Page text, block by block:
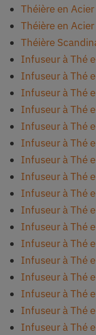
Théière en
Théière en
Théière
Infuseur à Thé
Infuseur à Thé
Infuseur à Thé
Infuseur à Thé
Infuseur à Thé
Infuseur à Thé
Infuseur à Thé
Infuseur à Thé
Infuseur à Thé
Infuseur à Thé
Infuseur à Thé
Infuseur à Thé
Infuseur à Thé
Infuseur à Thé
Infuseur à Thé
Infuseur à Thé
Infuseur à Thé